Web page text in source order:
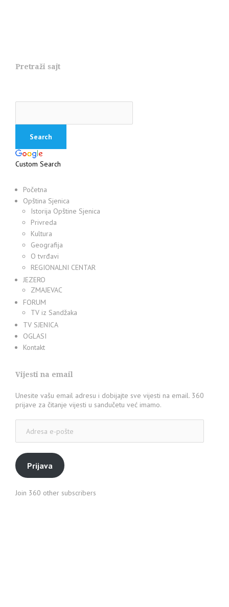
Pretraži sajt
Custom Search
Početna
Opština Sjenica
Istorija Opštine Sjenica
Privreda
Kultura
Geografija
O tvrđavi
REGIONALNI CENTAR
JEZERO
ZMAJEVAC
FORUM
TV iz Sandžaka
TV SJENICA
OGLASI
Kontakt
Vijesti na email
Unesite vašu email adresu i dobijajte sve vijesti na email. 360
prijave za čitanje vijesti u sandučetu već imamo.
pošte
Prijava
Join 360 other subscribers